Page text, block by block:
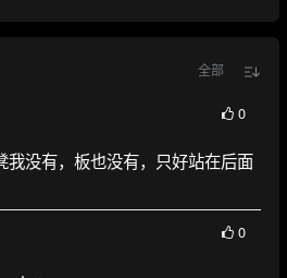
全部
0
我没有，板也没有，只好站在后面
0